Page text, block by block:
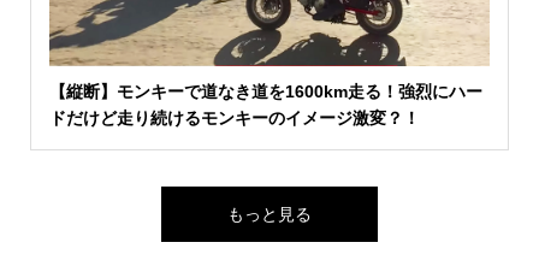
【縦断】モンキーで道なき道を1600km走る！強烈にハー
ドだけど走り続けるモンキーのイメージ激変？！
もっと見る